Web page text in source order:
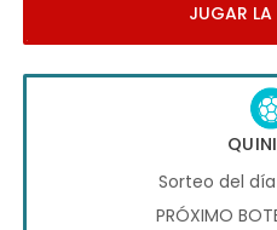
JUGAR LA
Sorteo del
PRÓXIMO